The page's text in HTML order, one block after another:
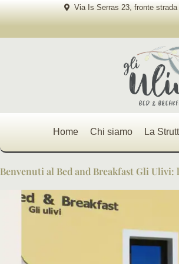
contenuto
Via Is Serras 23, fronte
Home Chi siamo La
Benvenuti al Bed and Breakfast Gli